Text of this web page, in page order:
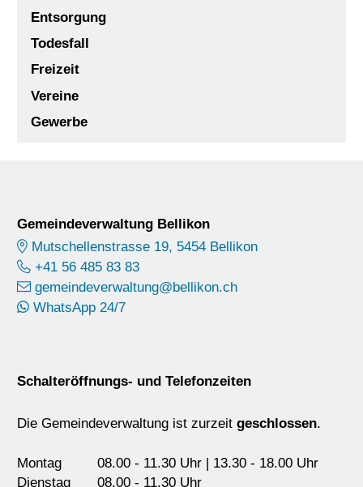
Entsorgung
Todesfall
Freizeit
Vereine
Gewerbe
Footer
Gemeindeverwaltung Bellikon
Mutschellenstrasse 19, 5454 Bellikon
+41 56 485 83 83
gemeindeverwaltung@bellikon.ch
WhatsApp 24/7
Schalteröffnungs- und Telefonzeiten
Die Gemeindeverwaltung ist zurzeitgeschlossen.
Montag
08.00 - 11.30 Uhr | 13.30 - 18.00 Uhr
Dienstag
08.00 - 11.30 Uhr